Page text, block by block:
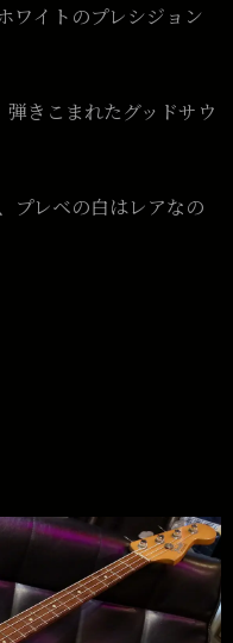
ワイトのプレシジョン
きこまれたグッドサウ
プレベの白はレアなの